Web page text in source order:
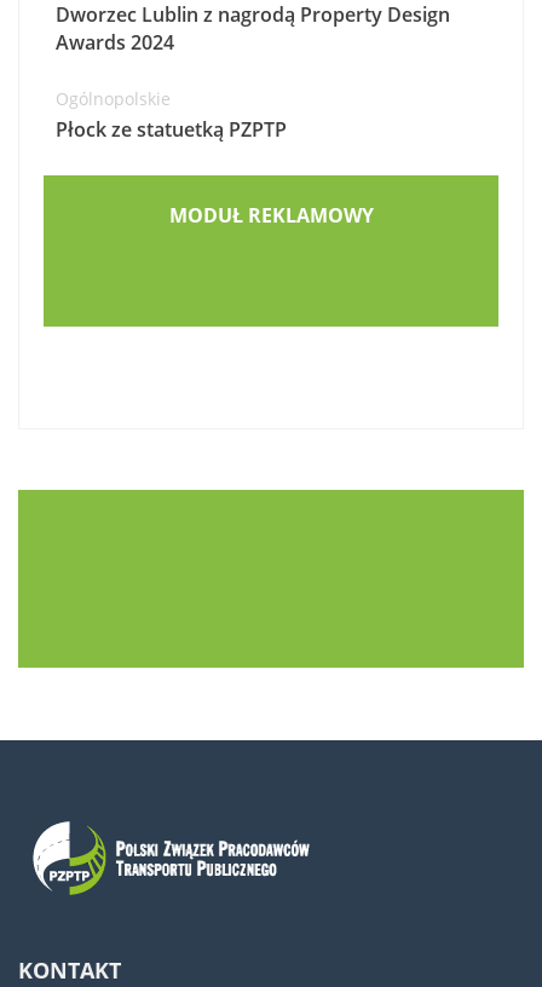
Dworzec Lublin z nagrodą Property Design
Awards 2024
Ogólnopolskie
Płock ze statuetką PZPTP
MODUŁ REKLAMOWY
KONTAKT